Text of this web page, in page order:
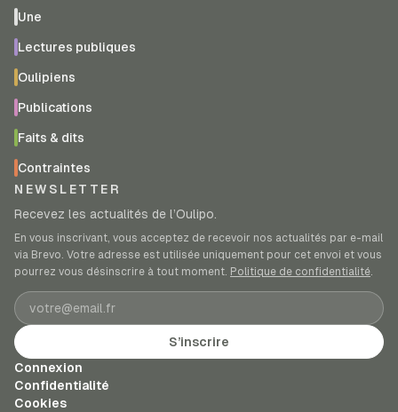
Une
Lectures publiques
Oulipiens
Publications
Faits & dits
Contraintes
NEWSLETTER
Recevez les actualités de l’Oulipo.
En vous inscrivant, vous acceptez de recevoir nos actualités par e-mail
via Brevo. Votre adresse est utilisée uniquement pour cet envoi et vous
pourrez vous désinscrire à tout moment. Politique de confidentialité.
Adresse e-mail
S’inscrire
Connexion
Confidentialité
Cookies